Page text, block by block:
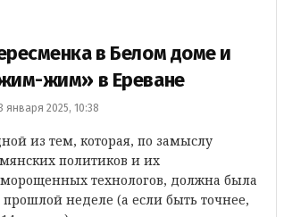
в Белом доме и
жим» в Ереване
января 2025, 10:38
из тем, которая, по замыслу
политиков и их
технологов, должна была
прошлой неделе (а если быть точнее,